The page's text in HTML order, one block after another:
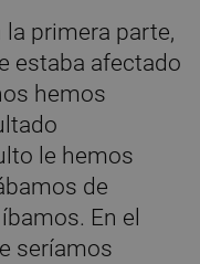
primera parte,
estaba afectado
hemos
le hemos
de
En el
seríamos